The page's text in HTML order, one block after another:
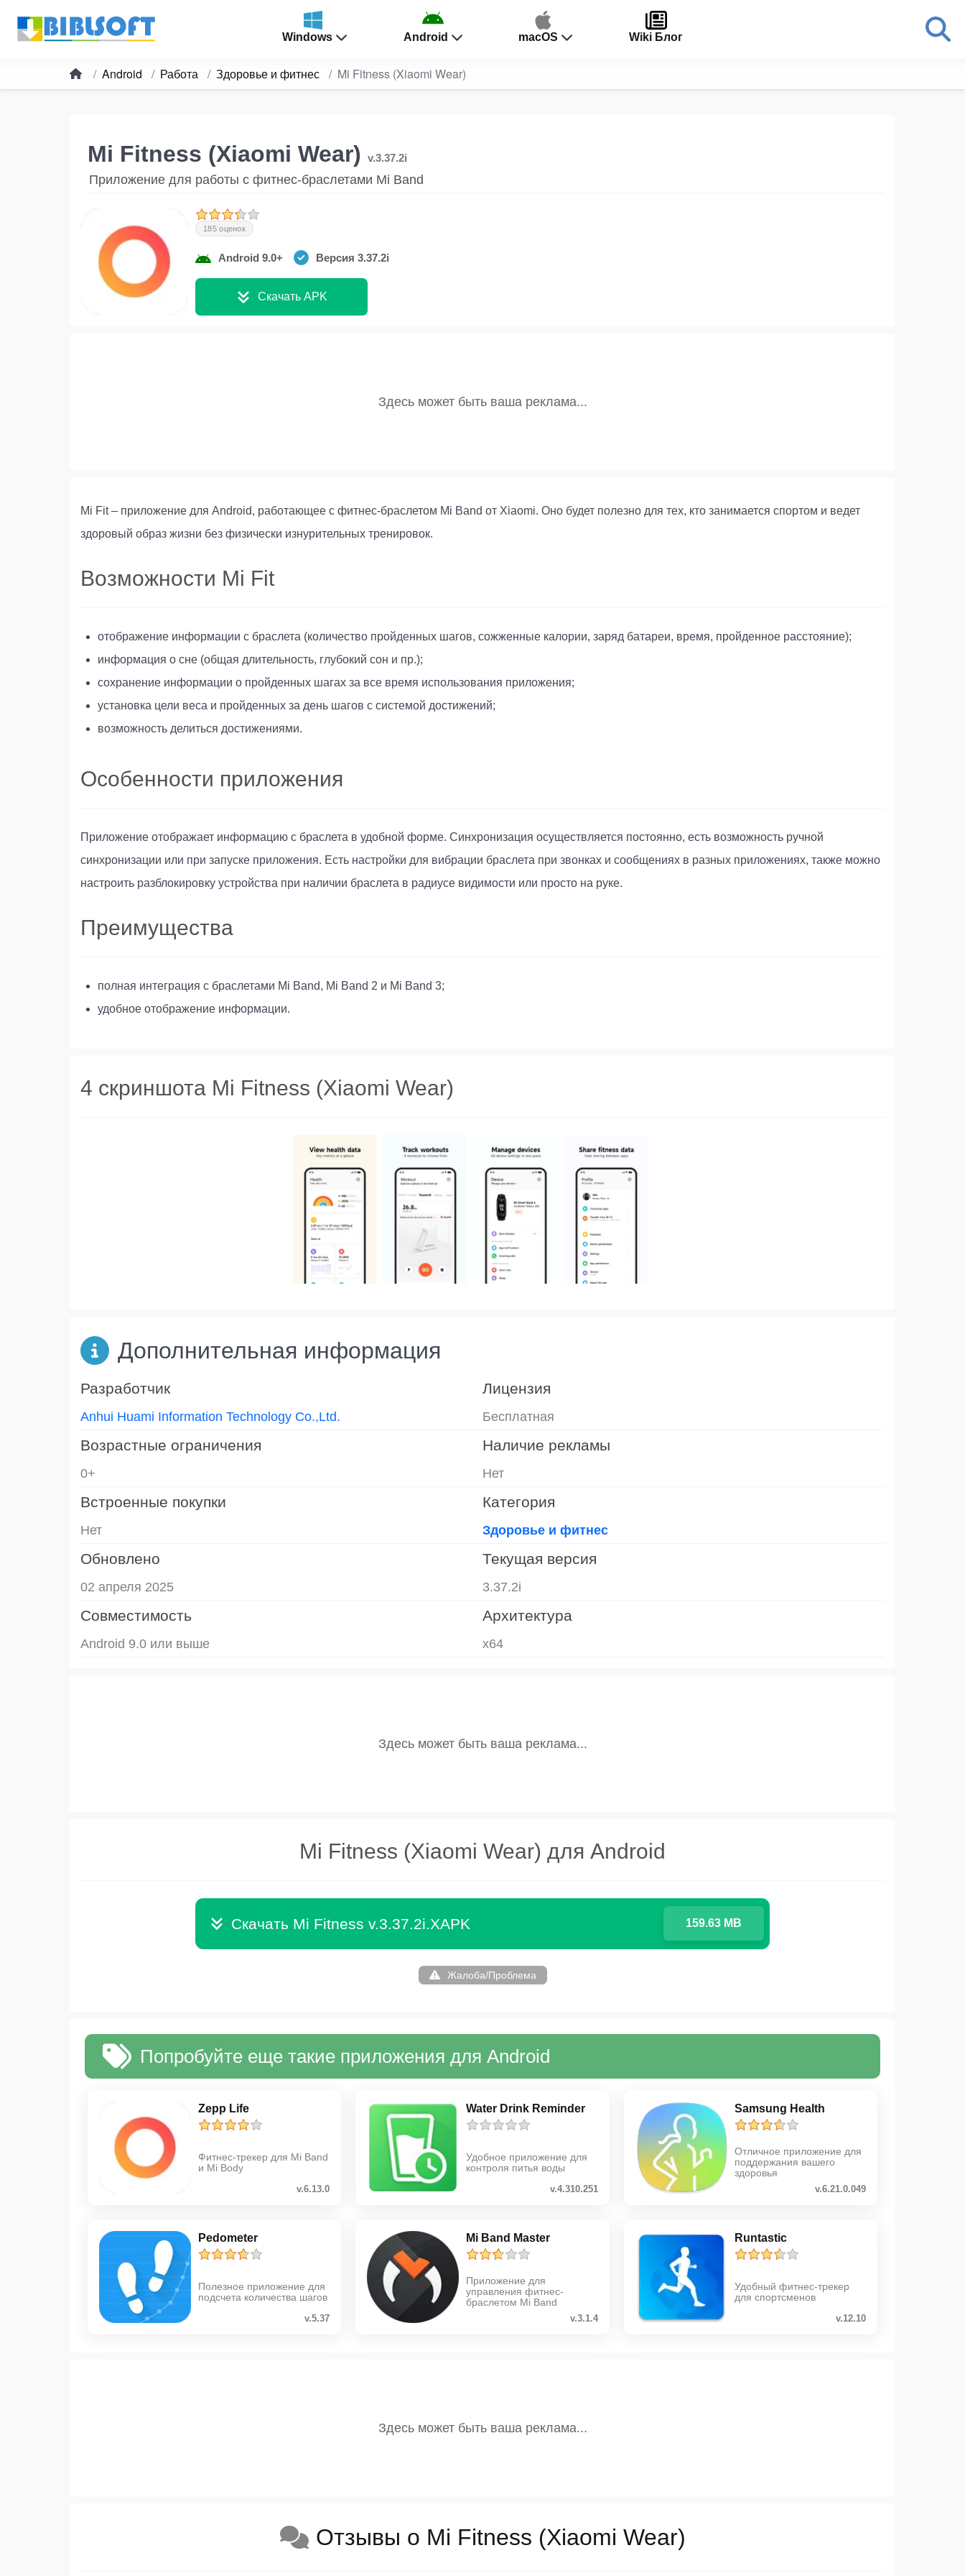
Windows Android macOS Wiki Блог
Android Работа Здоровье и фитнес Mi Fitness (Xiaomi Wear)
Mi Fitness (Xiaomi Wear) v.3.37.2i
Приложение для работы с фитнес-браслетами Mi Band
185 оценок
Android 9.0+ Версия 3.37.2i
Скачать APK
Mi Fit – приложение для Android, работающее с фитнес-браслетом Mi Band от Xiaomi. Оно будет полезно для тех, кто занимается спортом и ведет
здоровый образ жизни без физически изнурительных тренировок.
Возможности Mi Fit
отображение информации с браслета (количество пройденных шагов, сожженные калории, заряд батареи, время, пройденное расстояние);
информация о сне (общая длительность, глубокий сон и пр.);
сохранение информации о пройденных шагах за все время использования приложения;
установка цели веса и пройденных за день шагов с системой достижений;
возможность делиться достижениями.
Особенности приложения
Приложение отображает информацию с браслета в удобной форме. Синхронизация осуществляется постоянно, есть возможность ручной
синхронизации или при запуске приложения. Есть настройки для вибрации браслета при звонках и сообщениях в разных приложениях, также можно
настроить разблокировку устройства при наличии браслета в радиусе видимости или просто на руке.
Преимущества
полная интеграция с браслетами Mi Band, Mi Band 2 и Mi Band 3;
удобное отображение информации.
4 скриншота Mi Fitness (Xiaomi Wear)
Дополнительная информация
Разработчик
Anhui Huami Information Technology Co.,Ltd.
Лицензия
Бесплатная
Возрастные ограничения
0+
Наличие рекламы
Нет
Встроенные покупки
Нет
Категория
Здоровье и фитнес
Обновлено
02 апреля 2025
Текущая версия
3.37.2i
Совместимость
Android 9.0 или выше
Архитектура
x64
Mi Fitness (Xiaomi Wear) для Android
Скачать Mi Fitness v.3.37.2i.XAPK 159.63 MB
Жалоба/Проблема
Попробуйте еще такие приложения для Android
Zepp Life
Фитнес-трекер для Mi Band
и Mi Body
v.6.13.0
Water Drink Reminder
Удобное приложение для
контроля питья воды
v.4.310.251
Samsung Health
Отличное приложение для
поддержания вашего
здоровья
v.6.21.0.049
Pedometer
Полезное приложение для
подсчета количества шагов
v.5.37
Mi Band Master
Приложение для
управления фитнес-
браслетом Mi Band
v.3.1.4
Runtastic
Удобный фитнес-трекер
для спортсменов
v.12.10
Отзывы о Mi Fitness (Xiaomi Wear)